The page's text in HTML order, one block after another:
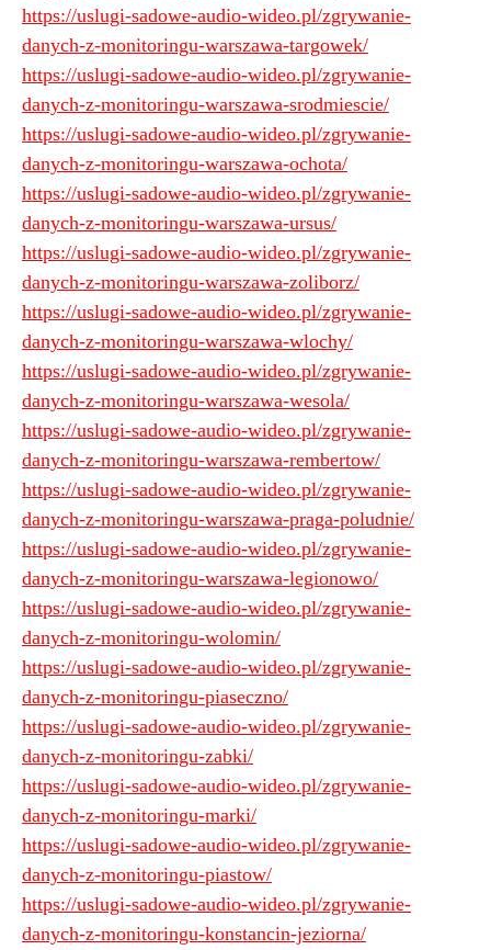
https://uslugi-sadowe-audio-wideo.pl/zgrywanie-
danych-z-monitoringu-warszawa-targowek/
https://uslugi-sadowe-audio-wideo.pl/zgrywanie-
danych-z-monitoringu-warszawa-srodmiescie/
https://uslugi-sadowe-audio-wideo.pl/zgrywanie-
danych-z-monitoringu-warszawa-ochota/
https://uslugi-sadowe-audio-wideo.pl/zgrywanie-
danych-z-monitoringu-warszawa-ursus/
https://uslugi-sadowe-audio-wideo.pl/zgrywanie-
danych-z-monitoringu-warszawa-zoliborz/
https://uslugi-sadowe-audio-wideo.pl/zgrywanie-
danych-z-monitoringu-warszawa-wlochy/
https://uslugi-sadowe-audio-wideo.pl/zgrywanie-
danych-z-monitoringu-warszawa-wesola/
https://uslugi-sadowe-audio-wideo.pl/zgrywanie-
danych-z-monitoringu-warszawa-rembertow/
https://uslugi-sadowe-audio-wideo.pl/zgrywanie-
danych-z-monitoringu-warszawa-praga-poludnie/
https://uslugi-sadowe-audio-wideo.pl/zgrywanie-
danych-z-monitoringu-warszawa-legionowo/
https://uslugi-sadowe-audio-wideo.pl/zgrywanie-
danych-z-monitoringu-wolomin/
https://uslugi-sadowe-audio-wideo.pl/zgrywanie-
danych-z-monitoringu-piaseczno/
https://uslugi-sadowe-audio-wideo.pl/zgrywanie-
danych-z-monitoringu-zabki/
https://uslugi-sadowe-audio-wideo.pl/zgrywanie-
danych-z-monitoringu-marki/
https://uslugi-sadowe-audio-wideo.pl/zgrywanie-
danych-z-monitoringu-piastow/
https://uslugi-sadowe-audio-wideo.pl/zgrywanie-
danych-z-monitoringu-konstancin-jeziorna/